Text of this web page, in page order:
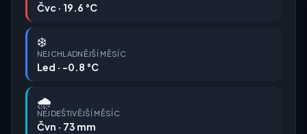
Čvc · 19.6 °C
❄️
NEJCHLADNĚJŠÍ MĚSÍC
Led · -0.8 °C
🌧️
NEJDEŠTIVĚJŠÍ MĚSÍC
Čvn · 73 mm